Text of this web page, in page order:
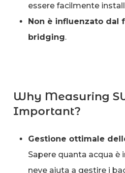
essere facilmente
Non è influenzato dal
bridging.
Why Measuring
Important?
Gestione ottimale
Sapere quanta acqua è
neve aiuta a gestire i